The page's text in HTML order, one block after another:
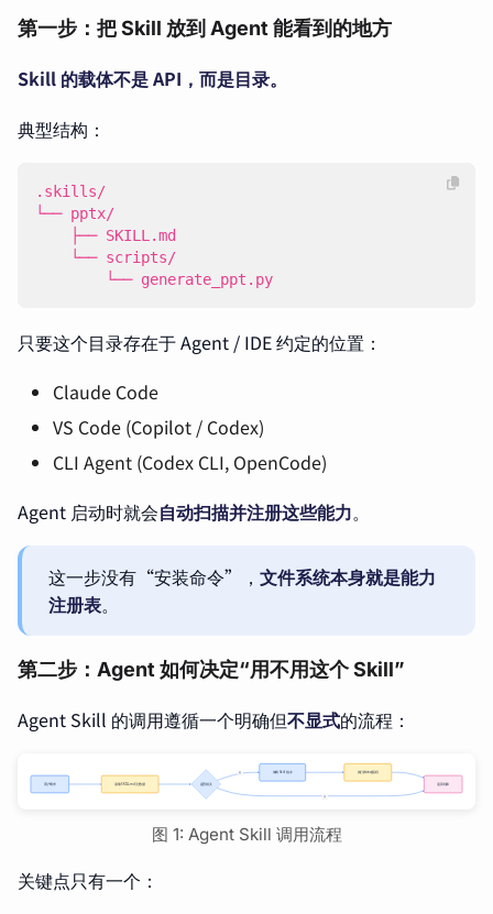
第一步：把 Skill 放到 Agent 能看到的地方
Skill 的载体不是 API，而是目录。
典型结构：
        └── generate_ppt.py
只要这个目录存在于 Agent / IDE 约定的位置：
Claude Code
VS Code (Copilot / Codex)
CLI Agent (Codex CLI, OpenCode)
Agent 启动时就会自动扫描并注册这些能力。
这一步没有“安装命令”， 文件系统本身就是能力
注册表。
第二步：Agent 如何决定“用不用这个 Skill”
Agent Skill 的调用遵循一个明确但不显式的流程：
图 1: Agent Skill 调用流程
关键点只有一个：